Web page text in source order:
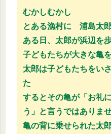
むかしむかし
とある漁村に 浦島太
ある日、太郎が浜辺を
子どもたちが大きな亀
太郎は子どもたちをい
た
するとその亀が「お礼
う」と言うではありま
亀の背に乗せられた太